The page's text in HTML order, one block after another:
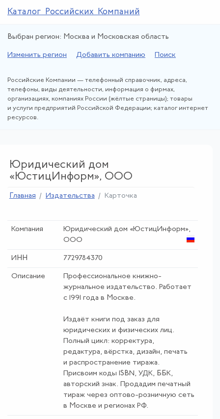
Каталог Российских Компаний
Выбран регион: Москва и Московская область
Изменить регион Добавить компанию Поиск
Российские Компании — телефонный справочник, адреса,
телефоны, виды деятельности, информация о фирмах,
организациях, компаниях России (жёлтые страницы); товары
и услуги предприятий Российской Федерации; каталог интернет
ресурсов.
Юридический дом
«ЮстицИнформ», ООО
Главная Издательства Карточка
Компания
Юридический дом «ЮстицИнформ»,
ООО
ИНН 7729784370
Описание
Профессиональное книжно-
журнальное издательство. Работает
с 1991 года в Москве.
Издаёт книги под заказ для
юридических и физических лиц.
Полный цикл: корректура,
редактура, вёрстка, дизайн, печать
и распространение тиража.
Присвоим коды ISBN, УДК, ББК,
авторский знак. Продадим печатный
тираж через оптово-розничную сеть
в Москве и регионах РФ.